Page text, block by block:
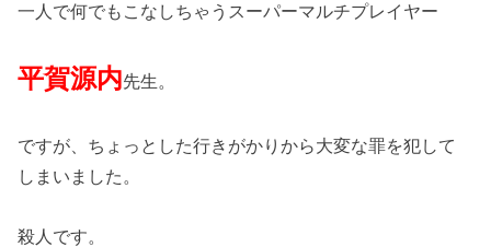
一人で何でもこなしちゃうスーパーマルチプレイヤー
平賀源内先生。
ですが、ちょっとした行きがかりから大変な罪を犯して
しまいました。
殺人です。